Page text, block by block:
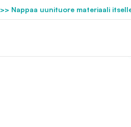
>> Nappaa uunituore materiaali